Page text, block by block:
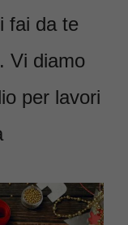
fai da te
Vi diamo
per lavori